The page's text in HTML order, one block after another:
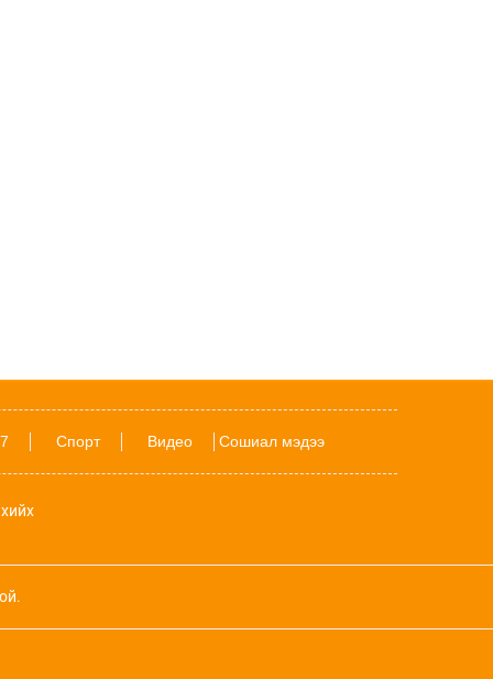
ЕСӨН барилдаанд ямар бөхчүүд
болжээ
сумыг зэрэг ил болжээ
Спорт Видео Сошиал мэдээ
хийх